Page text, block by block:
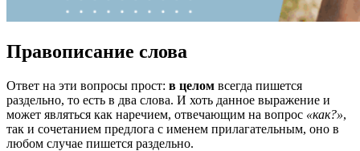
Правописание слова
Ответ на эти вопросы прост: в целом всегда пишется
раздельно, то есть в два слова. И хоть данное выражение и
может являться как наречием, отвечающим на вопрос «как?»,
так и сочетанием предлога с именем прилагательным, оно в
любом случае пишется раздельно.